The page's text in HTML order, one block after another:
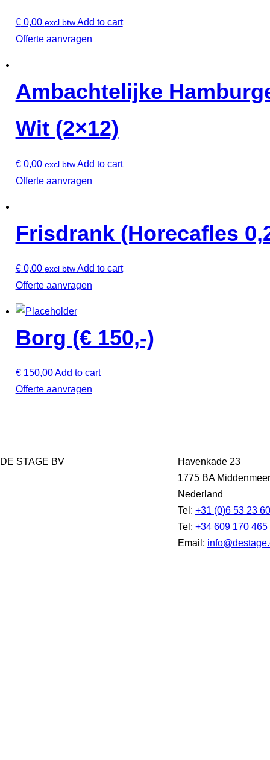
€0,00 excl btw Add to cart
Offerte aanvragen
Ambachtelijke
Wit (2×12)
€0,00 excl btw Add to cart
Offerte aanvragen
Frisdrank (Horecafles
€0,00 excl btw Add to cart
Offerte aanvragen
Borg (€ 150,-)
€150,00 Add to cart
Offerte aanvragen
DE STAGE BV
Havenkade 23
1775 BA Middenmeer
Nederland
Tel: +31 (0)6 53 23
Tel: +34 609 170 465
Email: